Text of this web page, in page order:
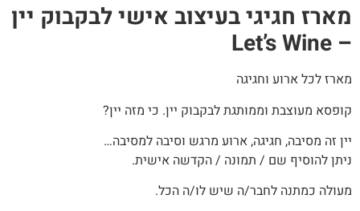
מארז חגיגי בעיצוב אישי לבקבוק יין
– Let’s Wine
מארז לכל ארוע וחגיגה
קופסא מעוצבת וממותגת לבקבוק יין. כי מזה יין?
יין זה מסיבה, חגיגה, ארוע מרגש וסיבה למסיבה…
ניתן להוסיף שם / תמונה / הקדשה אישית.
מעולה כמתנה לחבר/ה שיש לו/ה הכל.